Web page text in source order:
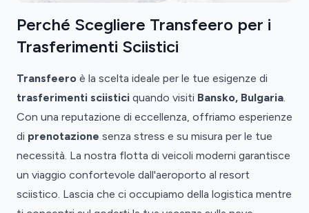
Perché Scegliere Transfeero per i
Trasferimenti Sciistici
Transfeero è la scelta ideale per le tue esigenze di
trasferimenti sciistici quando visiti Bansko, Bulgaria.
Con una reputazione di eccellenza, offriamo esperienze
di prenotazione senza stress e su misura per le tue
necessità. La nostra flotta di veicoli moderni garantisce
un viaggio confortevole dall'aeroporto al resort
sciistico. Lascia che ci occupiamo della logistica mentre